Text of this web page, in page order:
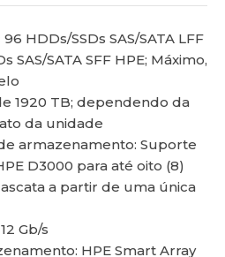
HDDs/SSDs SAS/SATA LFF
SAS/SATA SFF HPE; Máximo,
1920 TB; dependendo da
da unidade
armazenamento: Suporte
D3000 para até oito (8)
a partir de uma única
Gb/s
HPE Smart Array